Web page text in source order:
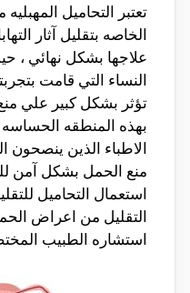
تعتبر التحاميل
الخاصه بتقليل آثار
علاجها بشكل نهائي ،
النساء التي قامت
تؤثر بشكل كبير علي
بهذه المنطقه الحساسه
الاطباء الذين ينصحون
منع الحمل بشكل آمن
استعمال التحاميل
التقليل من اعراض
استشاره الطبيب